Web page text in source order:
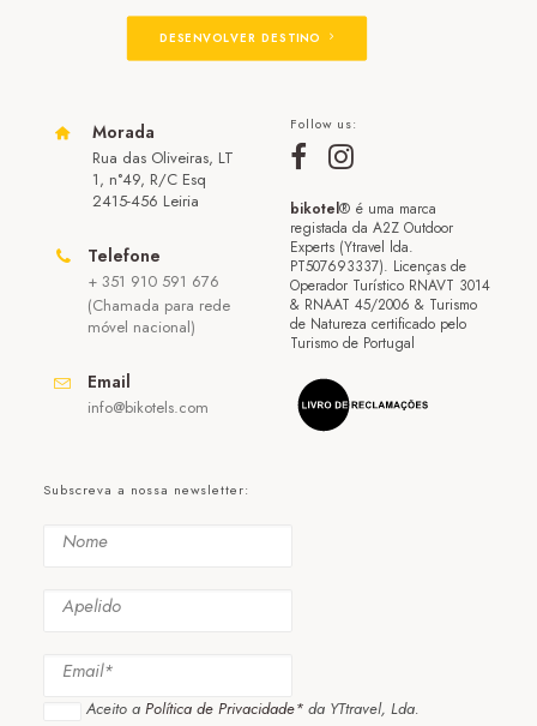
DESENVOLVER DESTINO
Morada
Rua das Oliveiras, LT
1, n°49, R/C Esq
2415-456 Leiria
Telefone
+ 351 910 591 676
(Chamada para rede
móvel nacional)
Email
info@bikotels.com
Follow us:
bikotel® é uma marca
registada da A2Z Outdoor
Experts (Ytravel lda.
PT507693337). Licenças de
Operador Turístico RNAVT 3014
& RNAAT 45/2006 & Turismo
de Natureza certificado pelo
Turismo de Portugal
Subscreva a nossa newsletter:
Aceito a Política de Privacidade* da YTtravel, Lda.